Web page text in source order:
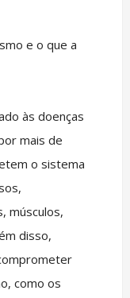
e o que a
às doenças
mais de
o sistema
músculos,
disso,
como os